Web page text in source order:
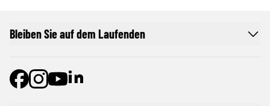
Bleiben Sie auf dem Laufenden